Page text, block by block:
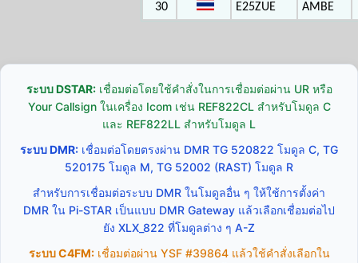
30
E25ZUE AMBE
ระบบ DSTAR:เชื่อมต่อโดยใช้คำสั่งในการเชื่อมต่อผ่าน UR หรือ
Your Callsign ในเครื่อง Icom เช่น REF822CL สำหรับโมดูล C
และ REF822LL สำหรับโมดูล L
ระบบ DMR: เชื่อมต่อโดยตรงผ่าน DMR TG 520822 โมดูล C, TG
520175 โมดูล M, TG 52002 (RAST) โมดูล R
สำหรับการเชื่อมต่อระบบ DMR ในโมดูลอื่น ๆ ให้ใช้การตั้งค่า
DMR ใน Pi-STAR เป็นแบบ DMR Gateway แล้วเลือกเชื่อมต่อไป
ยัง XLX_822 ที่โมดูลต่าง ๆ A-Z
ระบบ C4FM:เชื่อมต่อผ่าน YSF #39864 แล้วใช้คำสั่งเลือกใน